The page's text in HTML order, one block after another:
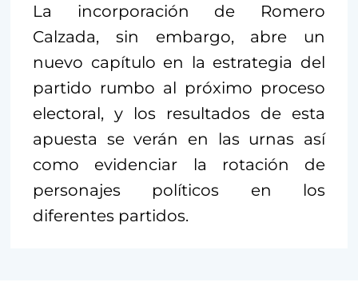
La incorporación de Romero
Calzada, sin embargo, abre un
nuevo capítulo en la estrategia del
partido rumbo al próximo proceso
electoral, y los resultados de esta
apuesta se verán en las urnas así
como evidenciar la rotación de
personajes políticos en los
diferentes partidos.